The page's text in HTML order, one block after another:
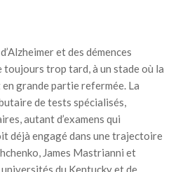
et des démences
trop tard, à un stade où la
grande partie refermée. La
de tests spécialisés,
autant d’examens qui
déjà engagé dans une trajectoire
James Mastrianni et
du Kentucky et de